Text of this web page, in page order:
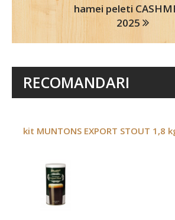
hamei peleti
2025
RECOMANDARI
kit MUNTONS EXPORT STOUT 1,8